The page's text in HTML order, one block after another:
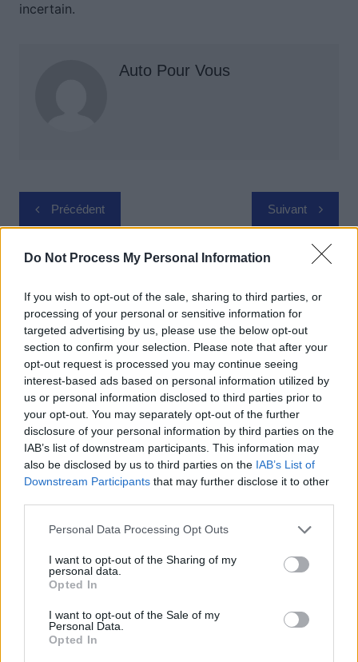
Do Not Process My Personal Information
If you wish to opt-out of the sale, sharing to third parties, or
processing of your personal or sensitive information for
targeted advertising by us, please use the below opt-out
section to confirm your selection. Please note that after your
opt-out request is processed you may continue seeing
interest-based ads based on personal information utilized by
us or personal information disclosed to third parties prior to
your opt-out. You may separately opt-out of the further
disclosure of your personal information by third parties on the
IAB’s list of downstream participants. This information may
also be disclosed by us to third parties on the IAB’s List of
Downstream Participants that may further disclose it to other
Personal Data Processing Opt Outs
I want to opt-out of the Sharing of my
personal data.
Opted In
I want to opt-out of the Sale of my
Personal Data.
Opted In
incertain.
Auto Pour Vous
Navigation
de
l’article
Précédent Suivant
Actus Info
Elon Musk nuirait gravement à Tesla
selon une étude européenne
Auto Pour Vous 5 août 2026